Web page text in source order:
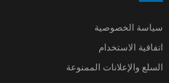
سياسة الخصوصية
اتفاقية الاستخدام
السلع والإعلانات الممنوعة